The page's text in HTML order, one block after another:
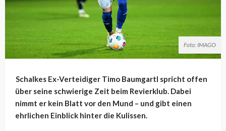
Foto: IMAGO
Schalkes Ex-Verteidiger Timo Baumgartl spricht offen
über seine schwierige Zeit beim Revierklub. Dabei
nimmt er kein Blatt vor den Mund – und gibt einen
ehrlichen Einblick hinter die Kulissen.